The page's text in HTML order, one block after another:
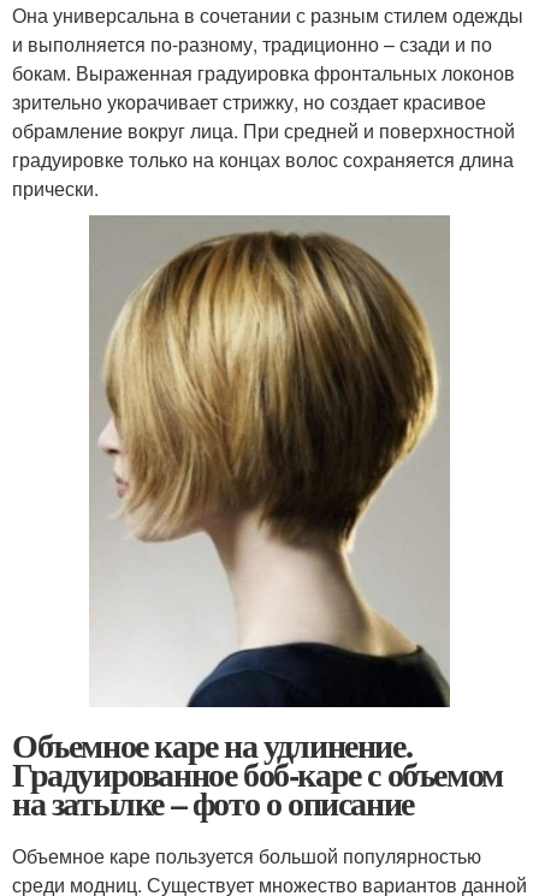
Она универсальна в сочетании с разным стилем одежды
и выполняется по-разному, традиционно – сзади и по
бокам. Выраженная градуировка фронтальных локонов
зрительно укорачивает стрижку, но создает красивое
обрамление вокруг лица. При средней и поверхностной
градуировке только на концах волос сохраняется длина
прически.
Объемное каре на удлинение.
Градуированное боб-каре с объемом
на затылке – фото о описание
Объемное каре пользуется большой популярностью
среди модниц. Существует множество вариантов данной